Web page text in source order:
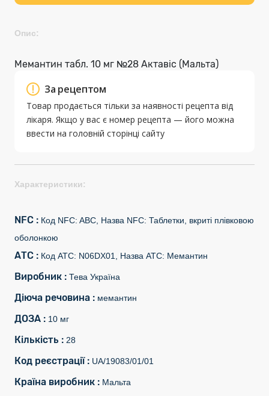
Опис:
Мемантин табл. 10 мг №28 Актавіс (Мальта)
За рецептом
Товар продається тільки за наявності рецепта від
лікаря. Якщо у вас є номер рецепта — його можна
ввести на головній сторінці сайту
Характеристики:
NFC : Код NFC: ABC, Назва NFC: Таблетки, вкриті плівковою
оболонкою
АТС : Код АТС: N06DX01, Назва АТС: Мемантин
Виробник : Тева Україна
Діюча речовина : мемантин
ДОЗА : 10 мг
Кількість : 28
Код реєстрації : UA/19083/01/01
Країна виробник : Мальта